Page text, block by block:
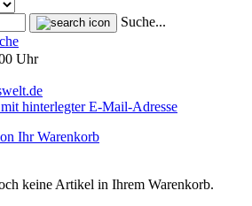
Suche...
Uhr
Ihr Warenkorb
keine Artikel in Ihrem Warenkorb.